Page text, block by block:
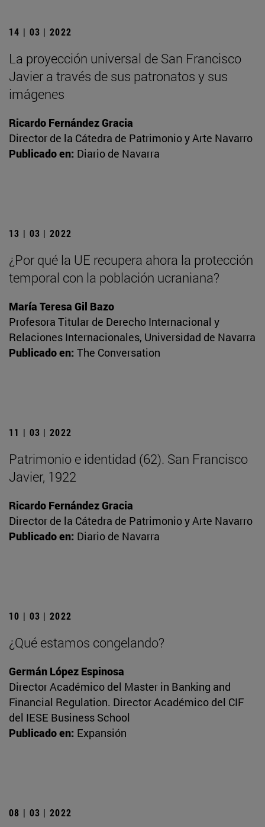
14 | 03 | 2022
La proyección universal de San Francisco
Javier a través de sus patronatos y sus
imágenes
Ricardo Fernández Gracia
Director de la Cátedra de Patrimonio y Arte Navarro
Publicado en: Diario de Navarra
13 | 03 | 2022
¿Por qué la UE recupera ahora la protección
temporal con la población ucraniana?
María Teresa Gil Bazo
Profesora Titular de Derecho Internacional y
Relaciones Internacionales, Universidad de Navarra
Publicado en: The Conversation
11 | 03 | 2022
Patrimonio e identidad (62). San Francisco
Javier, 1922
Ricardo Fernández Gracia
Director de la Cátedra de Patrimonio y Arte Navarro
Publicado en: Diario de Navarra
10 | 03 | 2022
¿Qué estamos congelando?
Germán López Espinosa
Director Académico del Master in Banking and
Financial Regulation. Director Académico del CIF
del IESE Business School
Publicado en: Expansión
08 | 03 | 2022